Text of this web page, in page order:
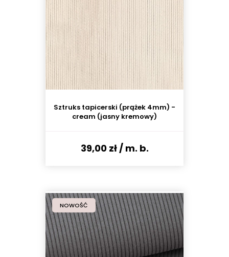
Sztruks tapicerski (prążek 4mm) -
cream (jasny kremowy)
39,00 zł/ m. b.
NOWOŚĆ